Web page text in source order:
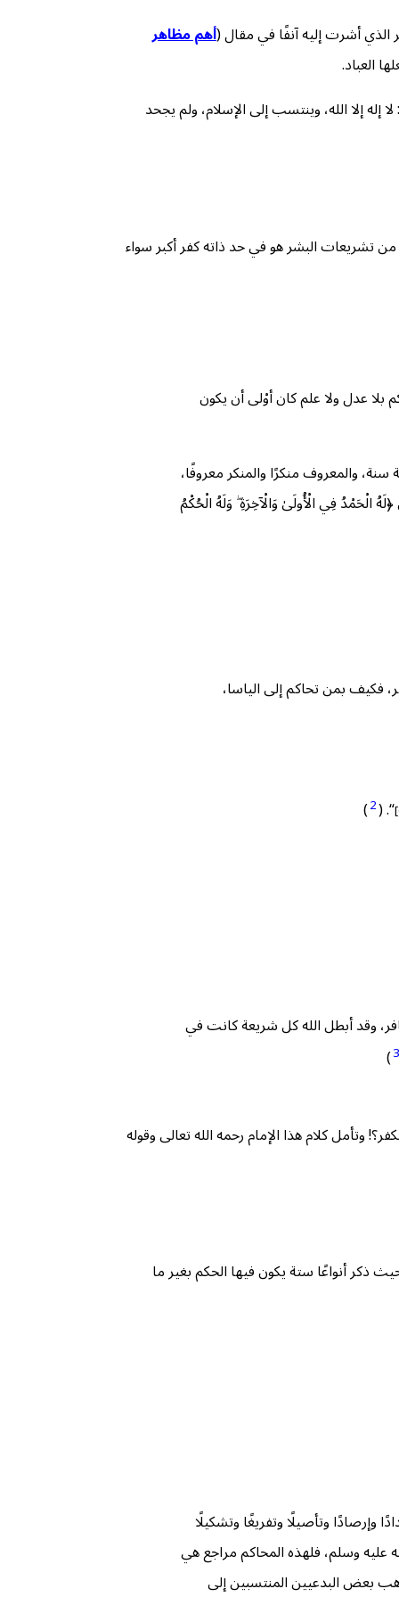
الذي أشرت إليه آنفًا في مقال (أهم مظاهر
العباد.
إلا الله، وينتسب إلى الإسلام، ولم يجحد
تشريعات البشر هو في حد ذاته كفر أكبر سواء
بلا عدل ولا علم كان أوْلى أن يكون
والمعروف منكرًا والمنكر معروفًا،
الْحَمْدُ فِي الْأُولَىٰ وَالْآخِرَةِ ۖ وَلَهُ الْحُكْمُ
فكيف بمن تحاكم إلى الياسا،
“. (
2
)
وقد أبطل الله كل شريعة كانت في
3
)
وتأمل كلام هذا الإمام رحمه الله تعالى وقوله
ذكر أنواعًا ستة يكون فيها الحكم بغير ما
وإرصادًا وتأصيلًا وتفريغًا وتشكيلًا
عليه وسلم، فلهذه المحاكم مراجع هي
بعض البدعيين المنتسبين إلى